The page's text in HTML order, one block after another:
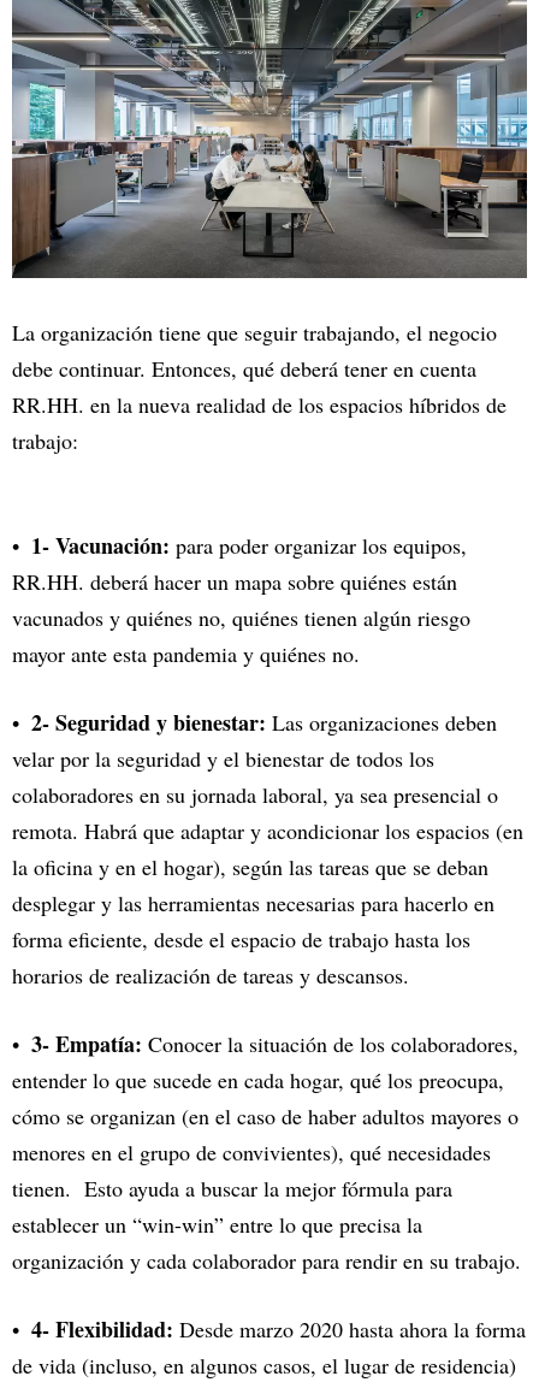
La organización tiene que seguir trabajando, el negocio
debe continuar. Entonces, qué deberá tener en cuenta
RR.HH. en la nueva realidad de los espacios híbridos de
trabajo:
1- Vacunación: para poder organizar los equipos,
RR.HH. deberá hacer un mapa sobre quiénes están
vacunados y quiénes no, quiénes tienen algún riesgo
mayor ante esta pandemia y quiénes no.
2- Seguridad y bienestar: Las organizaciones deben
velar por la seguridad y el bienestar de todos los
colaboradores en su jornada laboral, ya sea presencial o
remota. Habrá que adaptar y acondicionar los espacios (en
la oficina y en el hogar), según las tareas que se deban
desplegar y las herramientas necesarias para hacerlo en
forma eficiente, desde el espacio de trabajo hasta los
horarios de realización de tareas y descansos.
3- Empatía: Conocer la situación de los colaboradores,
entender lo que sucede en cada hogar, qué los preocupa,
cómo se organizan (en el caso de haber adultos mayores o
menores en el grupo de convivientes), qué necesidades
tienen. Esto ayuda a buscar la mejor fórmula para
establecer un “win-win” entre lo que precisa la
organización y cada colaborador para rendir en su trabajo.
4- Flexibilidad: Desde marzo 2020 hasta ahora la forma
de vida (incluso, en algunos casos, el lugar de residencia)